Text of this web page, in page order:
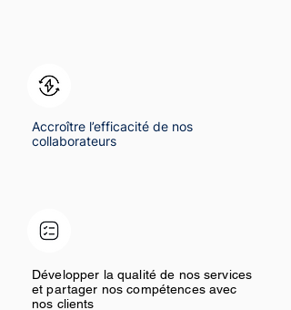
Accroître l’efficacité de nos
collaborateurs
Développer la qualité de nos services
et partager nos compétences avec
nos clients